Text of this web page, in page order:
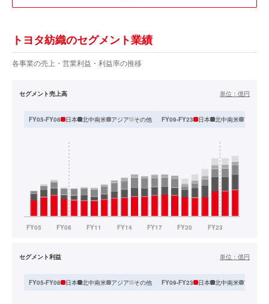
トヨタ紡織のセグメント業績
各事業の売上・営業利益・利益率の推移
セグメント売上高 単位： 億円
FY05-FY08 日本 北中南米 アジア その他 FY09-FY23 日本 北中南米 アジア
セグメント利益 単位： 億円
FY05-FY08 日本 北中南米 アジア その他 FY09-FY23 日本 北中南米 アジア